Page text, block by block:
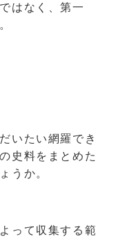
はなく、第一
いたい網羅でき
史料をまとめた
うか。
って収集する範